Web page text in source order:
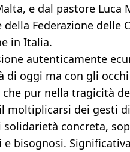
e dal pastore Luca
Federazione delle
in Italia.
autenticamente
di oggi ma con gli
che pur nella tragicità
moltiplicarsi dei gesti
solidarietà concreta,
bisognosi.